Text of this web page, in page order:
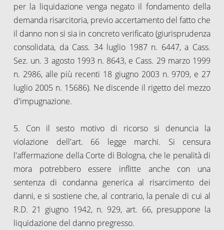
per la liquidazione venga negato il fondamento della
demanda risarcitoria, previo accertamento del fatto che
il danno non si sia in concreto verificato (giurisprudenza
consolidata, da Cass. 34 luglio 1987 n. 6447, a Cass.
Sez. un. 3 agosto 1993 n. 8643, e Cass. 29 marzo 1999
n. 2986, alle più recenti 18 giugno 2003 n. 9709, e 27
luglio 2005 n. 15686). Ne discende il rigetto del mezzo
d'impugnazione.
5. Con il sesto motivo di ricorso si denuncia la
violazione dell'art. 66 legge marchi. Si censura
l'affermazione della Corte di Bologna, che le penalità di
mora potrebbero essere inflitte anche con una
sentenza di condanna generica al risarcimento dei
danni, e si sostiene che, al contrario, la penale di cui al
R.D. 21 giugno 1942, n. 929, art. 66, presuppone la
liquidazione del danno pregresso.